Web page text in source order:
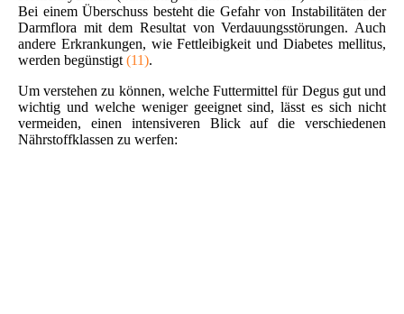
Bei einem Überschuss besteht die Gefahr von Instabilitäten der
Darmflora mit dem Resultat von Verdauungsstörungen. Auch
andere Erkrankungen, wie Fettleibigkeit und Diabetes mellitus,
werden begünstigt (11).
Um verstehen zu können, welche Futtermittel für Degus gut und
wichtig und welche weniger geeignet sind, lässt es sich nicht
vermeiden, einen intensiveren Blick auf die verschiedenen
Nährstoffklassen zu werfen: